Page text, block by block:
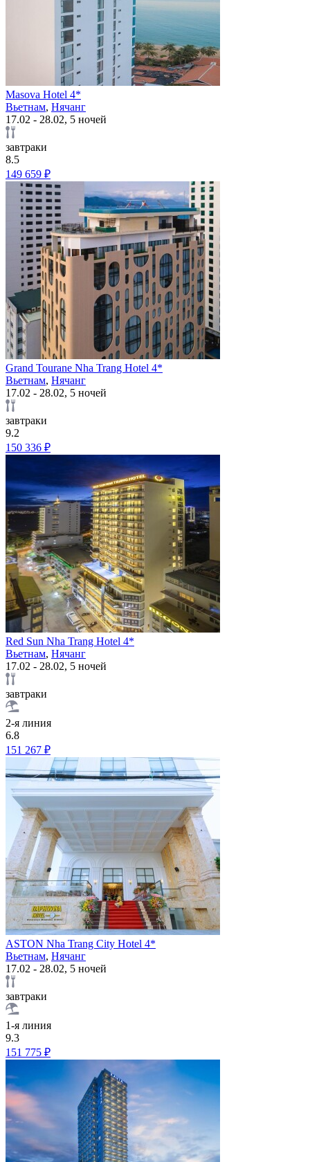
Masova Hotel 4*
Вьетнам, Нячанг
17.02 - 28.02, 5 ночей
завтраки
8.5
149 659 ₽
Grand Tourane Nha Trang Hotel 4*
Вьетнам, Нячанг
17.02 - 28.02, 5 ночей
завтраки
9.2
150 336 ₽
Red Sun Nha Trang Hotel 4*
Вьетнам, Нячанг
17.02 - 28.02, 5 ночей
завтраки
2-я линия
6.8
151 267 ₽
ASTON Nha Trang City Hotel 4*
Вьетнам, Нячанг
17.02 - 28.02, 5 ночей
завтраки
1-я линия
9.3
151 775 ₽